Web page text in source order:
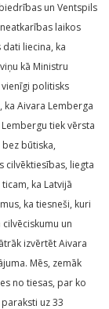
un Ventspils
laikos
liecina, ka
kā Ministru
politisks
Aivara Lemberga
tiek vērsta
būtiska,
cilvēktiesības, liegta
ka Latvijā
ka tiesneši, kuri
un
izvērtēt Aivara
Mēs, zemāk
no tiesas, par ko
uz 33